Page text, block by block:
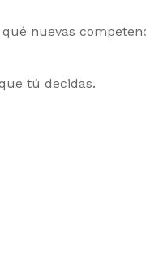
nuevas
tú decidas.